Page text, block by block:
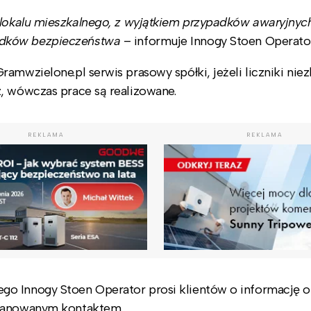
mieszkalnego, z wyjątkiem przypadków
bezpieczeństwa – informuje Innogy Stoen
serwis prasowy spółki, jeżeli liczniki
prace są realizowane.
REKLAMA REKLAMA
Innogy Stoen Operator prosi klientów o informację
kontaktem.